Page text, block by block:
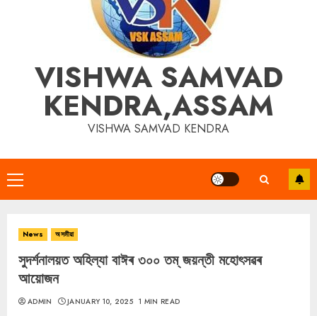
VISHWA SAMVAD
KENDRA,ASSAM
VISHWA SAMVAD KENDRA
Primary
Menu
News অসমীয়া
সুদৰ্শনালয়ত অহিল্যা বাঈৰ ৩০০ তম্ জয়ন্তী মহোৎসৱৰ
আয়োজন
ADMIN JANUARY 10, 2025 1 MIN READ